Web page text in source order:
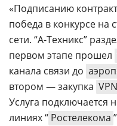
«Подписанию
победа в конкурсе на
сети. “А-Техникс”
первом этапе прошел
канала связи до
втором — закупка VPN
Услуга подключается
линиях “ Ростелекома